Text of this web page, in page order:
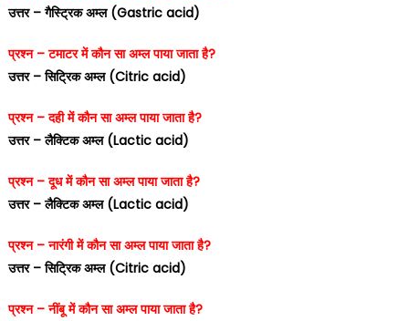
उत्तर – गैस्ट्रिक अम्ल (Gastric acid)
प्रश्न – टमाटर में कौन सा अम्ल पाया जाता है?
उत्तर – सिट्रिक अम्ल (Citric acid)
प्रश्न – दही में कौन सा अम्ल पाया जाता है?
उत्तर – लैक्टिक अम्ल (Lactic acid)
प्रश्न – दूध में कौन सा अम्ल पाया जाता है?
उत्तर – लैक्टिक अम्ल (Lactic acid)
प्रश्न – नारंगी में कौन सा अम्ल पाया जाता है?
उत्तर – सिट्रिक अम्ल (Citric acid)
प्रश्न – नींबू में कौन सा अम्ल पाया जाता है?